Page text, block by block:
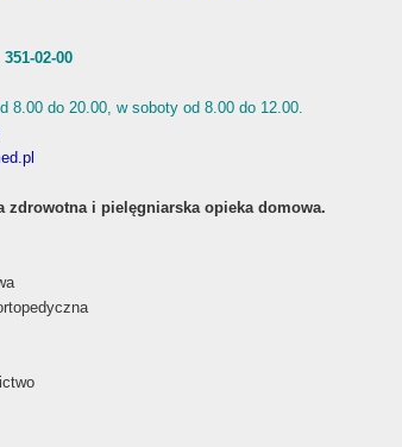
351-02-00
8.00 do 20.00, w soboty od 8.00 do 12.00.
zdrowotna i pielęgniarska opieka domowa.